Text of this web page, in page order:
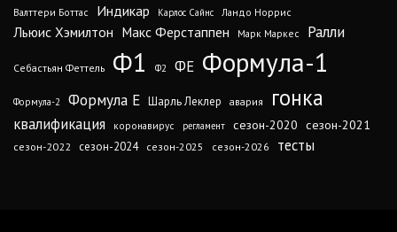
Валттери Боттас
Индикар Карлос Сайнс Ландо Норрис
Льюис Хэмилтон Макс Ферстаппен Марк Маркес Ралли
Себастьян Феттель Ф1 Ф2 ФЕ Формула-1
Формула-2 Формула Е Шарль Леклер авария гонка
квалификация коронавирус регламент сезон-2020 сезон-2021
сезон-2022 сезон-2024 сезон-2025 сезон-2026 тесты